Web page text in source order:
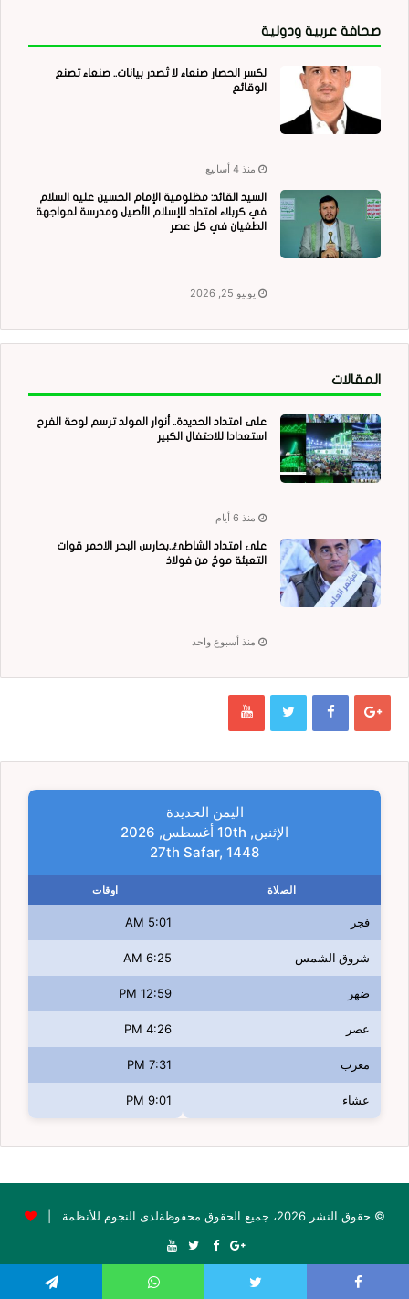
صحافة عربية ودولية
لكسر الحصار صنعاء لا تُصدر بيانات.. صنعاء تصنع
الوقائع
منذ 4 أسابيع
السيد القائد: مظلومية الإمام الحسين عليه السلام
في كربلاء امتداد للإسلام الأصيل ومدرسة لمواجهة
الطغيان في كل عصر
يونيو 25, 2026
المقالات
على امتداد الحديدة.. أنوار المولد ترسم لوحة الفرح
استعدادا للاحتفال الكبير
منذ 6 أيام
على امتداد الشاطئ..بحارس البحر الاحمر قوات
التعبئة موجٌ من فولاذ
منذ أسبوع واحد
اليمن الحديدة
الإثنين, 10th أغسطس, 2026
27th Safar, 1448
الصلاة اوقات
فجر 5:01 AM
شروق الشمس 6:25 AM
ضهر 12:59 PM
عصر 4:26 PM
مغرب 7:31 PM
عشاء 9:01 PM
© حقوق النشر 2026، جميع الحقوق محفوظةلدى النجوم للأنظمة |